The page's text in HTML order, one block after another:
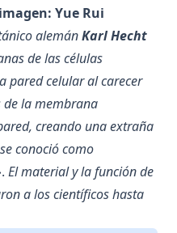
Yue Rui
alemánKarl Hecht
de las células
pared celular al carecer
de la membrana
creando una extraña
conoció como
. El material y la función de
a los científicos hasta